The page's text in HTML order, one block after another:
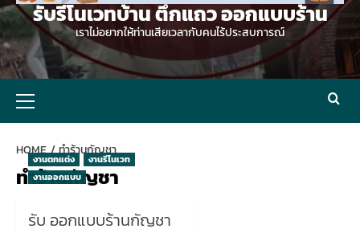
รับรีโนเวทบ้าน ตึกแถว ออกแบบร้าน
เราไม่อยากให้ท่านเสียเวลากับคนไร้ประสบการณ์
Menu
HOME ทำร้านกัญชา
ทำร้านกัญชา
งานตกแต่ง
งานรีโนเวท
งานออกแบบ
รับ ออกแบบร้านกัญชา